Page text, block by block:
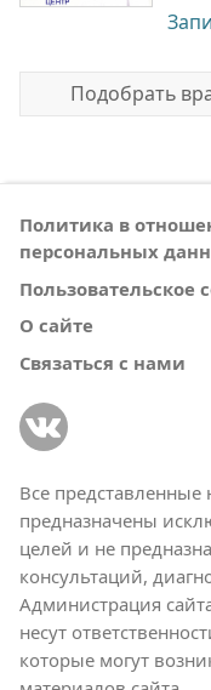
Подобрать
Политика в
персональных
Пользовательское
О сайте
Связаться с нами
Все представленные
предназначены
целей и не
консультаций,
Администрация
несут
которые могут